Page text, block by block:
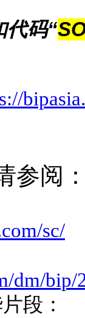
代码“
参阅
sc/
dm/
段：